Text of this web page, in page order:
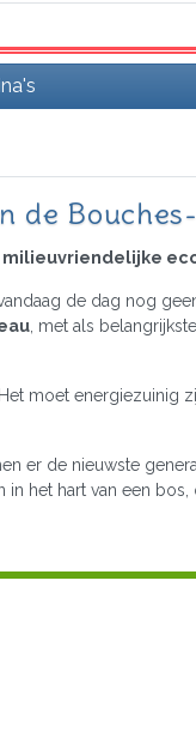
de
milieuvriendelijke
de dag nog
, met als
Het moet energiezuinig
er de nieuwste
hart van een